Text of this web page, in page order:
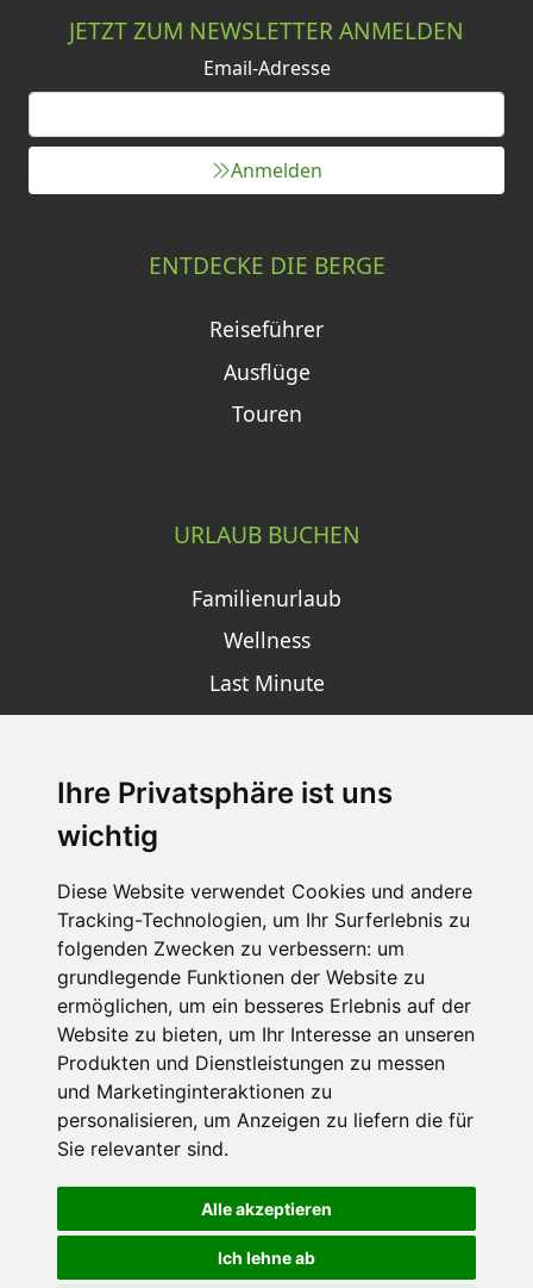
Ihre Privatsphäre ist uns
wichtig
Diese Website verwendet Cookies und andere
Tracking-Technologien, um Ihr Surferlebnis zu
folgenden Zwecken zu verbessern: um
grundlegende Funktionen der Website zu
ermöglichen, um ein besseres Erlebnis auf der
Website zu bieten, um Ihr Interesse an unseren
Produkten und Dienstleistungen zu messen
und Marketinginteraktionen zu
personalisieren, um Anzeigen zu liefern die für
Sie relevanter sind.
Alle akzeptieren
Ich lehne ab
JETZT ZUM NEWSLETTER ANMELDEN
Email-Adresse
Anmelden
ENTDECKE DIE BERGE
Reiseführer
Ausflüge
Touren
URLAUB BUCHEN
Familienurlaub
Wellness
Last Minute
SCHNEEHÖHEN SKI APP
Die Schneehoehen Ski APP für iOS und Android - Ein
Muss für alle Wintersportler und Schneefreaks!
Impressum
Datenschutz
Nutzungsbedingungen
Portale
FAQ Newsletter Mediadaten
©2026 Schneemenschen GmbH